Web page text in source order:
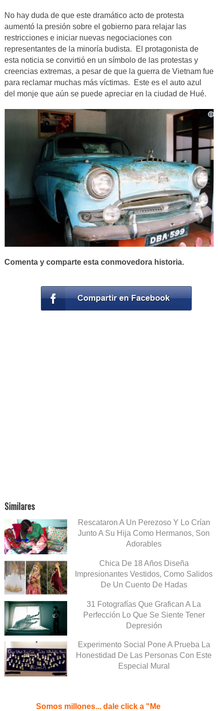
No hay duda de que este dramático acto de protesta
aumentó la presión sobre el gobierno para relajar las
restricciones e iniciar nuevas negociaciones con
representantes de la minoría budista. El protagonista de
esta noticia se convirtió en un símbolo de las protestas y
creencias extremas, a pesar de que la guerra de Vietnam fue
para reclamar muchas más víctimas. Este es el auto azul
del monje que aún se puede apreciar en la ciudad de Hué.
Comenta y comparte esta conmovedora historia.
Similares
Rescataron A Un Perezoso Y Lo Crían
Junto A Su Hija Como Hermanos, Son
Adorables
Chica De 18 Años Diseña
Impresionantes Vestidos, Como Salidos
De Un Cuento De Hadas
31 Fotografías Que Grafican A La
Perfección Lo Que Se Siente Tener
Depresión
Experimento Social Pone A Prueba La
Honestidad De Las Personas Con Este
Especial Mural
Somos millones... dale click a "Me